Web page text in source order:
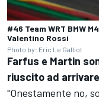
#46 Team WRT BMW
Valentino Rossi
Photo by: Eric Le Galliot
Farfus e Martin
riuscito ad
"Onestamente no,